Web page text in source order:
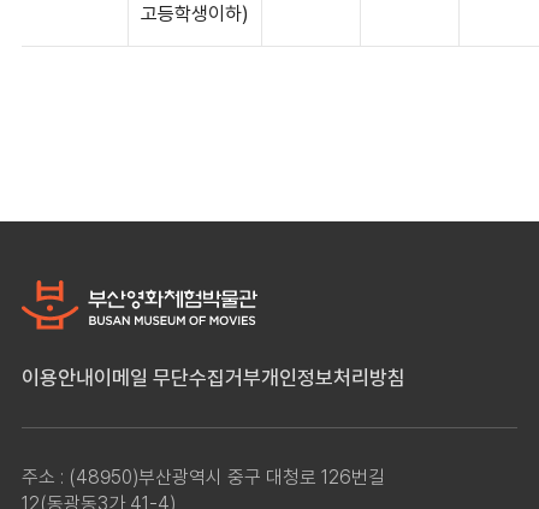
고등학생이하)
이용안내 이메일 무단수집거부개인정보처리방침
주소 : (48950)부산광역시 중구 대청로 126번길
12(동광동3가 41-4)